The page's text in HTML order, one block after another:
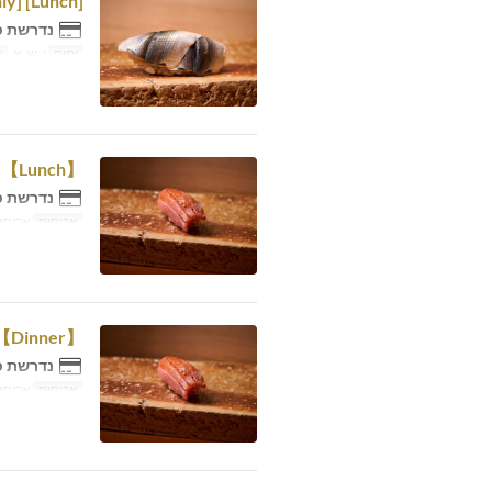
נדרשת
ימים ו, ש, א
【Lunch】Omakase 14,300 yen【Counter Seat】
נדרשת
ארוחות
【Dinner】Omakase 14,300 yen【Counter Seat】
נדרשת
ארוחות